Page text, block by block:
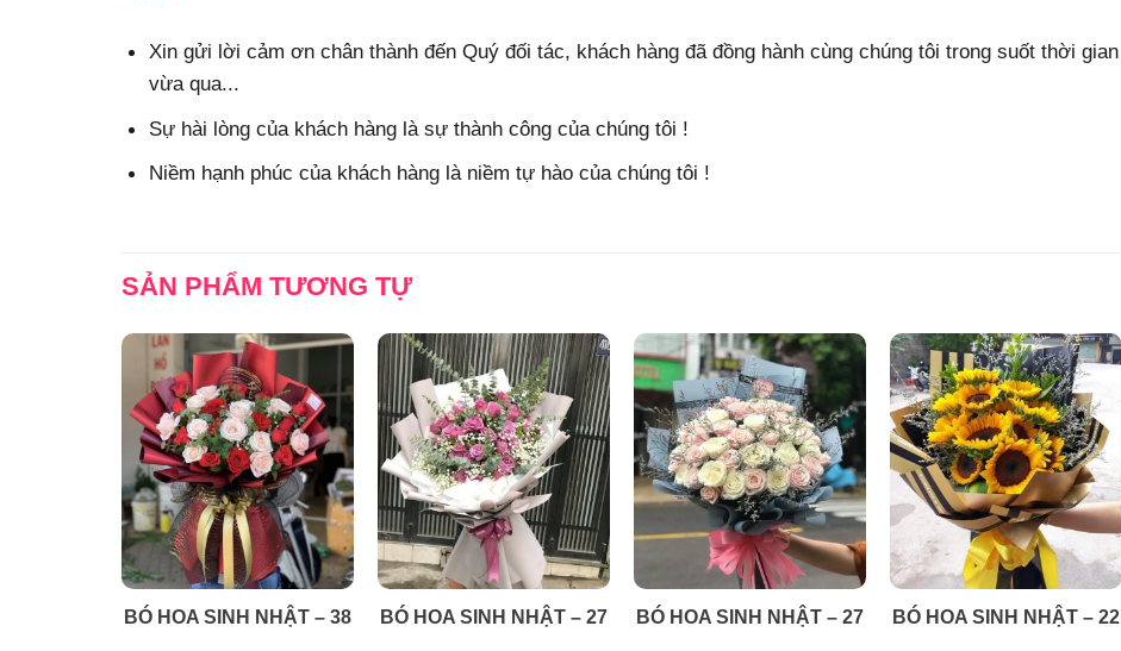
Xin gửi lời cảm ơn chân thành đến Quý đối tác, khách hàng đã đồng hành cùng chúng tôi trong suốt thời gian
vừa qua...
Sự hài lòng của khách hàng là sự thành công của chúng tôi !
Niềm hạnh phúc của khách hàng là niềm tự hào của chúng tôi !
SẢN PHẨM TƯƠNG TỰ
BÓ HOA SINH NHẬT – 38 BÓ HOA SINH NHẬT – 27 BÓ HOA SINH NHẬT – 27 BÓ HOA SINH NHẬT – 22